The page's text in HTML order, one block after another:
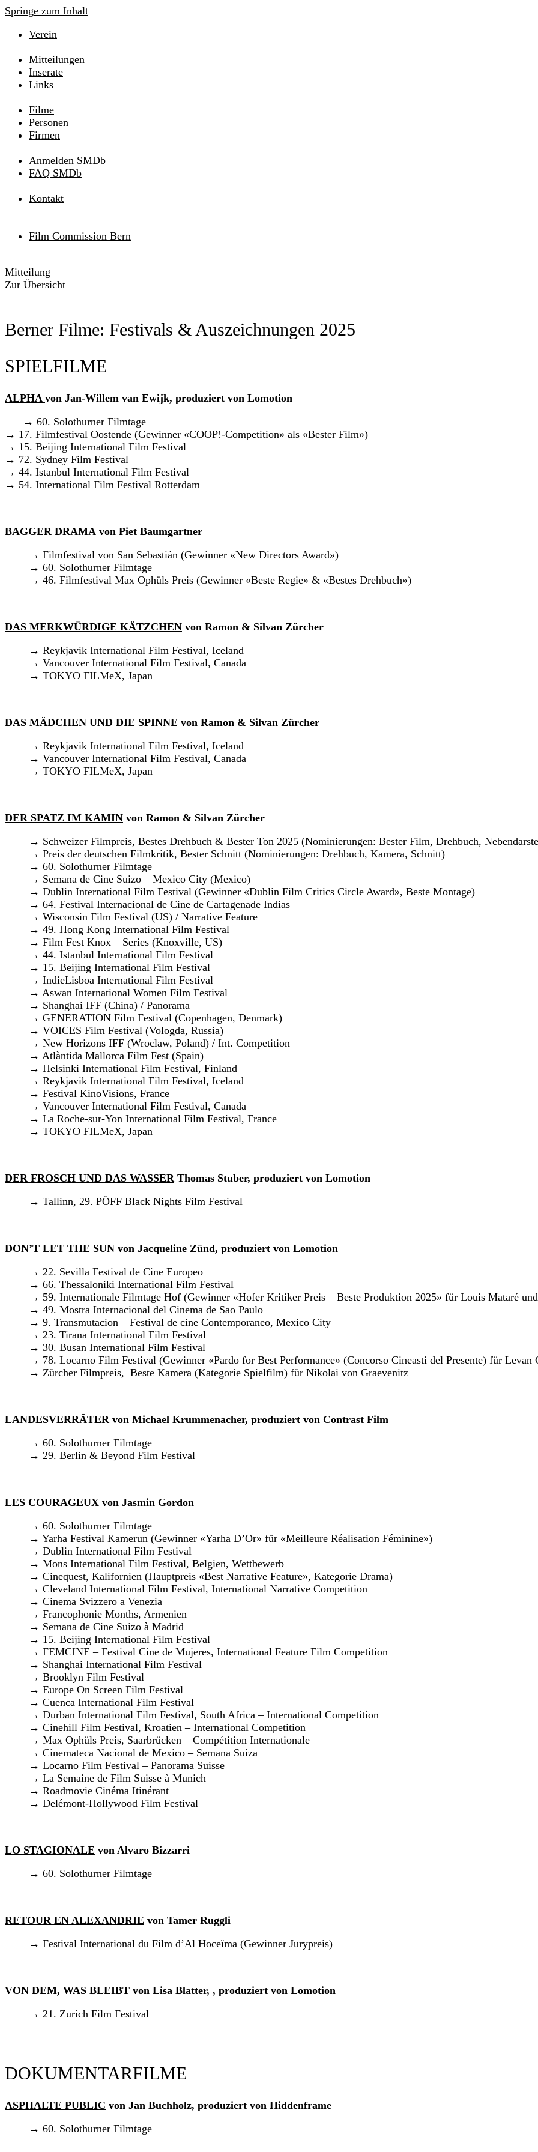
Springe zum Inhalt
Verein
Mitteilungen
Inserate
Links
Filme
Personen
Firmen
Anmelden SMDb
FAQ SMDb
Kontakt
Film Commission Bern
Mitteilung
Zur Übersicht
Berner Filme: Festivals & Auszeichnungen 2025
SPIELFILME
ALPHA von Jan-Willem van Ewijk, produziert von Lomotion
→ 60. Solothurner Filmtage
→ 17. Filmfestival Oostende (Gewinner «COOP!-Competition» als «Bester Film»)
→ 15. Beijing International Film Festival
→ 72. Sydney Film Festival
→ 44. Istanbul International Film Festival
→ 54. International Film Festival Rotterdam
BAGGER DRAMA von Piet Baumgartner
→ Filmfestival von San Sebastián (Gewinner «New Directors Award»)
→ 60. Solothurner Filmtage
→ 46. Filmfestival Max Ophüls Preis (Gewinner «Beste Regie» & «Bestes Drehbuch»)
DAS MERKWÜRDIGE KÄTZCHEN von Ramon & Silvan Zürcher
→ Reykjavik International Film Festival, Iceland
→ Vancouver International Film Festival, Canada
→ TOKYO FILMeX, Japan
DAS MÄDCHEN UND DIE SPINNE von Ramon & Silvan Zürcher
→ Reykjavik International Film Festival, Iceland
→ Vancouver International Film Festival, Canada
→ TOKYO FILMeX, Japan
DER SPATZ IM KAMIN von Ramon & Silvan Zürcher
→ Schweizer Filmpreis, Bestes Drehbuch & Bester Ton 2025 (Nominierungen: Bester Film, Drehbuch,
→ Preis der deutschen Filmkritik, Bester Schnitt (Nominierungen: Drehbuch, Kamera, Schnitt)
→ 60. Solothurner Filmtage
→ Semana de Cine Suizo – Mexico City (Mexico)
→ Dublin International Film Festival (Gewinner «Dublin Film Critics Circle Award», Beste Montage)
→ 64. Festival Internacional de Cine de Cartagenade Indias
→ Wisconsin Film Festival (US) / Narrative Feature
→ 49. Hong Kong International Film Festival
→ Film Fest Knox – Series (Knoxville, US)
→ 44. Istanbul International Film Festival
→ 15. Beijing International Film Festival
→ IndieLisboa International Film Festival
→ Aswan International Women Film Festival
→ Shanghai IFF (China) / Panorama
→ GENERATION Film Festival (Copenhagen, Denmark)
→ VOICES Film Festival (Vologda, Russia)
→ New Horizons IFF (Wroclaw, Poland) / Int. Competition
→ Atlàntida Mallorca Film Fest (Spain)
→ Helsinki International Film Festival, Finland
→ Reykjavik International Film Festival, Iceland
→ Festival KinoVisions, France
→ Vancouver International Film Festival, Canada
→ La Roche-sur-Yon International Film Festival, France
→ TOKYO FILMeX, Japan
DER FROSCH UND DAS WASSER Thomas Stuber, produziert von Lomotion
→ Tallinn, 29. PÖFF Black Nights Film Festival
DON’T LET THE SUN von Jacqueline Zünd, produziert von Lomotion
→ 22. Sevilla Festival de Cine Europeo
→ 66. Thessaloniki International Film Festival
→ 59. Internationale Filmtage Hof (Gewinner «Hofer Kritiker Preis – Beste Produktion 2025» für Louis Mataré
→ 49. Mostra Internacional del Cinema de Sao Paulo
→ 9. Transmutacion – Festival de cine Contemporaneo, Mexico City
→ 23. Tirana International Film Festival
→ 30. Busan International Film Festival
→ 78. Locarno Film Festival (Gewinner «Pardo for Best Performance» (Concorso Cineasti del Presente) für Levan
→ Zürcher Filmpreis, Beste Kamera (Kategorie Spielfilm) für Nikolai von Graevenitz
LANDESVERRÄTER von Michael Krummenacher, produziert von Contrast Film
→ 60. Solothurner Filmtage
→ 29. Berlin & Beyond Film Festival
LES COURAGEUX von Jasmin Gordon
→ 60. Solothurner Filmtage
→ Yarha Festival Kamerun (Gewinner «Yarha D’Or» für «Meilleure Réalisation Féminine»)
→ Dublin International Film Festival
→ Mons International Film Festival, Belgien, Wettbewerb
→ Cinequest, Kalifornien (Hauptpreis «Best Narrative Feature», Kategorie Drama)
→ Cleveland International Film Festival, International Narrative Competition
→ Cinema Svizzero a Venezia
→ Francophonie Months, Armenien
→ Semana de Cine Suizo à Madrid
→ 15. Beijing International Film Festival
→ FEMCINE – Festival Cine de Mujeres, International Feature Film Competition
→ Shanghai International Film Festival
→ Brooklyn Film Festival
→ Europe On Screen Film Festival
→ Cuenca International Film Festival
→ Durban International Film Festival, South Africa – International Competition
→ Cinehill Film Festival, Kroatien – International Competition
→ Max Ophüls Preis, Saarbrücken – Compétition Internationale
→ Cinemateca Nacional de Mexico – Semana Suiza
→ Locarno Film Festival – Panorama Suisse
→ La Semaine de Film Suisse à Munich
→ Roadmovie Cinéma Itinérant
→ Delémont-Hollywood Film Festival
LO STAGIONALE von Alvaro Bizzarri
→ 60. Solothurner Filmtage
RETOUR EN ALEXANDRIE von Tamer Ruggli
→ Festival International du Film d’Al Hoceïma (Gewinner Jurypreis)
VON DEM, WAS BLEIBT von Lisa Blatter, , produziert von Lomotion
→ 21. Zurich Film Festival
DOKUMENTARFILME
ASPHALTE PUBLIC von Jan Buchholz, produziert von Hiddenframe
→ 60. Solothurner Filmtage